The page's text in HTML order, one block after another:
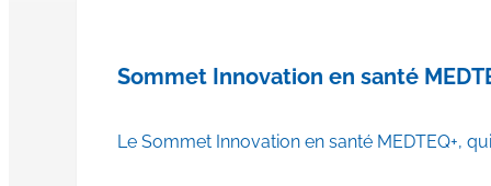
Sommet Innovation en santé
Le Sommet Innovation en santé MEDTEQ+,